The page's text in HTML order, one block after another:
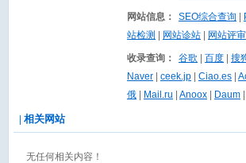
网站信息： SEO综合查询
站检测
网站诊站 网站评审
收录查询： 谷歌 百度 搜
Naver
ceek.jp Ciao.es
俄
Mail.ru Anoox Daum
| 相关网站
无任何相关内容！